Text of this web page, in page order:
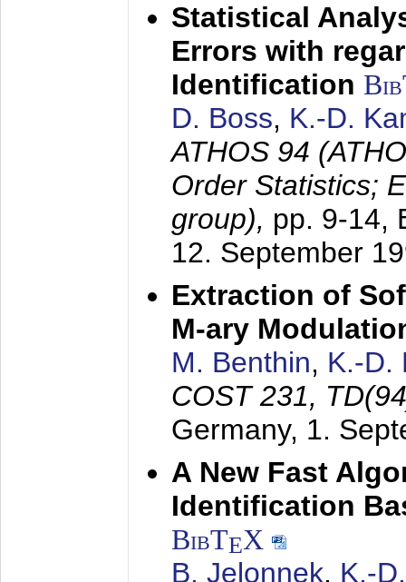
Statistical
Errors with
Identification
D. Boss, K.-D.
ATHOS 94
Order Statistics;
group), pp. 9-14,
12. September
Extraction of
M-ary
M. Benthin, K.-D.
COST 231,
Germany, 1.
A New Fast
Identification
BibTEX
B. Jelonnek, K.-